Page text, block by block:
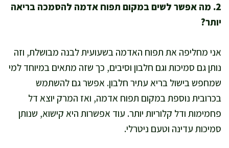
2. מה אפשר לשים במקום תפוח אדמה להסמכה בריאה
יותר?
אני מחליפה את תפוח האדמה בשעועית לבנה מבושלת, וזה
נותן גם סמיכות וגם חלבון וסיבים, כך שזה מתאים במיוחד למי
שמחפש בישול בריא עתיר חלבון. אפשר גם להשתמש
בכרובית נוספת במקום תפוח אדמה, ואז המרק יוצא דל
פחמימות ודל קלוריות יותר. עוד אפשרות היא קישוא, שנותן
סמיכות עדינה וטעם ניטרלי.